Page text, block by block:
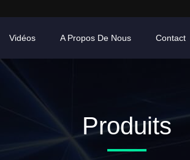
Vidéos A Propos De Nous Contact
Produits